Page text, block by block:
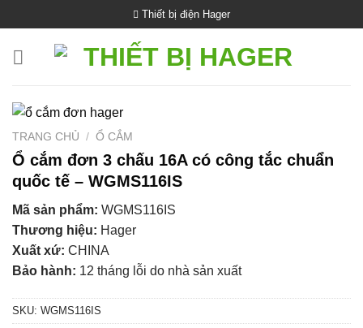
qua
nội
Thiết bị điện Hager
TRANG CHỦ / Ổ CẮM
Ổ cắm đơn 3 chấu 16A có công tắc chuẩn
quốc tế – WGMS116IS
Mã sản phẩm: WGMS116IS
Thương hiệu: Hager
Xuất xứ: CHINA
Bảo hành: 12 tháng lỗi do nhà sản xuất
SKU: WGMS116IS